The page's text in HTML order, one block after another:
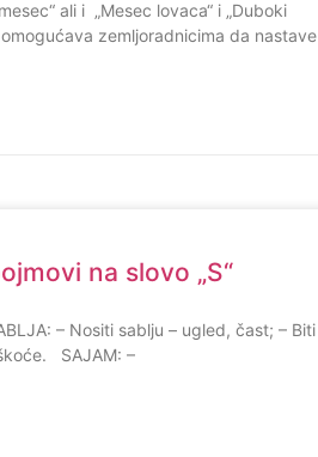
ali i „Mesec lovaca“ i „Duboki
zemljoradnicima da nastave
na slovo „S“
– Nositi sablju – ugled, čast; – Biti
SAJAM: –